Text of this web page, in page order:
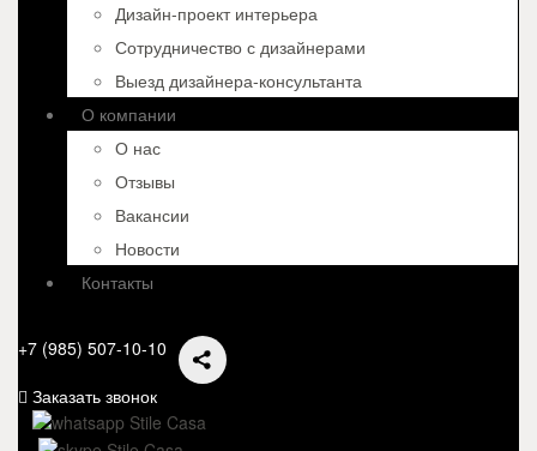
Дизайн-проект интерьера
Сотрудничество с дизайнерами
Выезд дизайнера-консультанта
О компании
О нас
Отзывы
Вакансии
Новости
Контакты
+7 (985) 507-10-10
Заказать звонок